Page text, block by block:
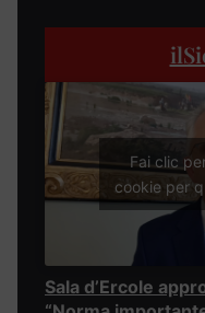
Fai clic
cookie per
Sala d’Ercole